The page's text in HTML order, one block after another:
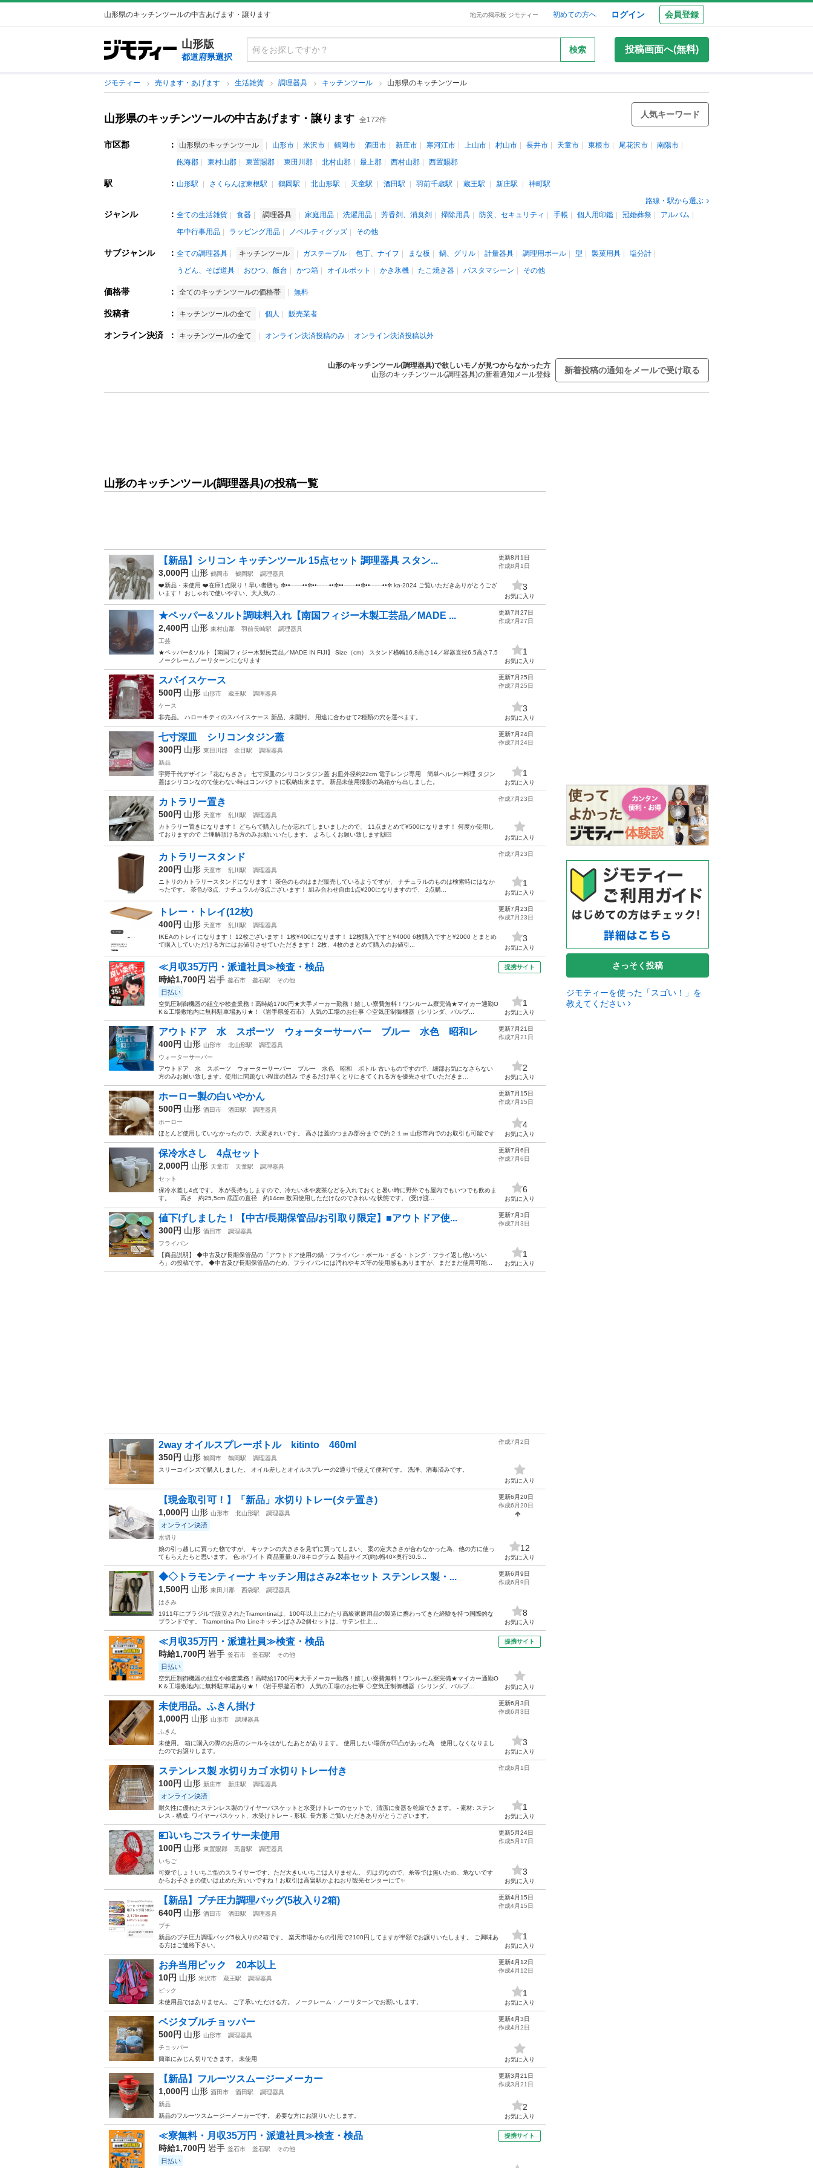
山形県のキッチンツールの中古あげます・譲ります 地元の掲示板 ジモティー 初めての方へ ログイン 会員登録
山形版
都道府県選択
検索 投稿画面へ(無料)
ジモティー 売ります・あげます 生活雑貨 調理器具 キッチンツール 山形県のキッチンツール
山形県のキッチンツールの中古あげます・譲ります 全172件
人気キーワード
市区郡 ： 山形県のキッチンツール 山形市 米沢市 鶴岡市 酒田市 新庄市 寒河江市 上山市 村山市 長井市 天童市 東根市 尾花沢市
南陽市
飽海郡
東村山郡 東置賜郡 東田川郡 北村山郡 最上郡 西村山郡 西置賜郡
駅 ： 山形駅 さくらんぼ東根駅 鶴岡駅 北山形駅 天童駅 酒田駅 羽前千歳駅 蔵王駅 新庄駅
神町駅
路線・駅から選ぶ
ジャンル ： 全ての生活雑貨 食器 調理器具 家庭用品 洗濯用品 芳香剤、消臭剤 掃除用具 防災、セキュリティ 手帳 個人用印鑑 冠婚葬祭
アルバム
年中行事用品
ラッピング用品 ノベルティグッズ その他
サブジャンル ： 全ての調理器具 キッチンツール ガステーブル 包丁、ナイフ まな板 鍋、グリル 計量器具 調理用ボール 型 製菓用具
塩分計
うどん、そば道具
おひつ、飯台 かつ箱 オイルポット かき氷機 たこ焼き器 パスタマシーン その他
価格帯 ： 全てのキッチンツールの価格帯 無料
投稿者 ： キッチンツールの全て 個人 販売業者
オンライン決済 ： キッチンツールの全て オンライン決済投稿のみ オンライン決済投稿以外
山形のキッチンツール(調理器具)で欲しいモノが見つからなかった方
山形のキッチンツール(調理器具)の新着通知メール登録
新着投稿の通知をメールで受け取る
山形のキッチンツール(調理器具)の投稿一覧
【新品】シリコン キッチンツール 15点セット 調理器具 スタン...
3,000円 山形 鶴岡市 鶴岡駅
調理器具
❤️新品・未使用 ❤️在庫1点限り！早い者勝ち ✼••┈┈••✼••┈┈••✼••┈┈••✼••┈┈••✼ ka-2024 ご覧いただきありがとうござ
います！ おしゃれで使いやすい、大人気の...
更新8月1日
作成8月1日
3
お気に入り
★ペッパー&ソルト調味料入れ【南国フィジー木製工芸品／MADE ...
2,400円 山形 東村山郡 羽前長崎駅
調理器具
工芸
★ペッパー&ソルト【南国フィジー木製民芸品／MADE IN FIJI】 Size（cm） スタンド横幅16.8高さ14／容器直径6.5高さ7.5
ノークレームノーリターンになります
更新7月27日
作成7月27日
1
お気に入り
スパイスケース
500円 山形 山形市 蔵王駅
調理器具
ケース
非売品。 ハローキティのスパイスケース 新品、未開封。 用途に合わせて2種類の穴を選べます。
更新7月25日
作成7月25日
3
お気に入り
七寸深皿 シリコンタジン蓋
300円 山形 東田川郡 余目駅
調理器具
新品
宇野千代デザイン『花むらさき』 七寸深皿のシリコンタジン蓋 お皿外径約22cm 電子レンジ専用 簡単ヘルシー料理 タジン
蓋はシリコンなので使わない時はコンパクトに収納出来ます。 新品未使用撮影の為箱から出しました。
更新7月24日
作成7月24日
1
お気に入り
カトラリー置き
500円 山形 天童市 乱川駅
調理器具
カトラリー置きになります！ どちらで購入したか忘れてしまいましたので、 11点まとめて¥500になります！ 何度か使用し
ておりますので ご理解頂ける方のみお願いいたします。 よろしくお願い致します🙌🏻
作成7月23日
お気に入り
カトラリースタンド
200円 山形 天童市 乱川駅
調理器具
ニトリのカトラリースタンドになります！ 茶色のものはまだ販売しているようですが、 ナチュラルのものは検索時にはなか
ったです。 茶色が3点、ナチュラルが3点ございます！ 組み合わせ自由1点¥200になりますので、 2点購...
作成7月23日
1
お気に入り
トレー・トレイ(12枚)
400円 山形 天童市 乱川駅
調理器具
IKEAのトレイになります！ 12枚ございます！ 1枚¥400になります！ 12枚購入ですと¥4000 6枚購入ですと¥2000 とまとめ
て購入していただける方にはお値引させていただきます！ 2枚、4枚のまとめて購入のお値引...
更新7月23日
作成7月23日
3
お気に入り
≪月収35万円・派遣社員≫検査・検品
時給1,700円 岩手 釜石市 釜石駅 その他
日払い
空気圧制御機器の組立や検査業務！高時給1700円★大手メーカー勤務！嬉しい寮費無料！ワンルーム寮完備★マイカー通勤O
K＆工場敷地内に無料駐車場あり★！《岩手県釜石市》 人気の工場のお仕事 ◇空気圧制御機器（シリンダ、バルブ...
提携サイト
1
お気に入り
アウトドア 水 スポーツ ウォーターサーバー ブルー 水色 昭和レ
400円 山形 山形市 北山形駅
調理器具
ウォーターサーバー
アウトドア 水 スポーツ ウォーターサーバー ブルー 水色 昭和 ボトル 古いものですので、細部お気になさらない
方のみお願い致します。使用に問題ない程度の凹み できるだけ早くとりにきてくれる方を優先させていただきま...
更新7月21日
作成7月21日
2
お気に入り
ホーロー製の白いやかん
500円 山形 酒田市 酒田駅
調理器具
ホーロー
ほとんど使用していなかったので、大変きれいです。 高さは蓋のつまみ部分までで約２１㎝ 山形市内でのお取引も可能です
更新7月15日
作成7月15日
4
お気に入り
保冷水さし 4点セット
2,000円 山形 天童市 天童駅
調理器具
セット
保冷水差し4点です。 氷が長持ちしますので、冷たい水や麦茶などを入れておくと暑い時に野外でも屋内でもいつでも飲めま
す。 高さ 約25,5cm 底面の直径 約14cm 数回使用しただけなのできれいな状態です。 (受け渡...
更新7月6日
作成7月6日
6
お気に入り
値下げしました！【中古/長期保管品/お引取り限定】■アウトドア使...
300円 山形 酒田市
調理器具
フライパン
【商品説明】 ◆中古及び長期保管品の「アウトドア使用の鍋・フライパン・ボール・ざる・トング・フライ返し他いろい
ろ」の投稿です。 ◆中古及び長期保管品のため、フライパンには汚れやキズ等の使用感もありますが、まだまだ使用可能...
更新7月3日
作成7月3日
1
お気に入り
2way オイルスプレーボトル kitinto 460ml
350円 山形 鶴岡市 鶴岡駅
調理器具
スリーコインズで購入しました。 オイル差しとオイルスプレーの2通りで使えて便利です。 洗浄、消毒済みです。
作成7月2日
お気に入り
【現金取引可！】「新品」水切りトレー(タテ置き)
1,000円 山形 山形市 北山形駅 調理器具
オンライン決済
水切り
娘の引っ越しに買った物ですが、 キッチンの大きさを見ずに買ってしまい、 案の定大きさが合わなかった為、他の方に使っ
てもらえたらと思います。 色:ホワイト 商品重量:0.78キログラム 製品サイズ(約):幅40×奥行30.5...
更新6月20日
作成6月20日
12
お気に入り
◆◇トラモンティーナ キッチン用はさみ2本セット ステンレス製・...
1,500円 山形 東田川郡 西袋駅
調理器具
はさみ
1911年にブラジルで設立されたTramontinaは、100年以上にわたり高級家庭用品の製造に携わってきた経験を持つ国際的な
ブランドです。 Tramontina Pro Lineキッチンばさみ2個セットは、サテン仕上...
更新6月9日
作成6月9日
8
お気に入り
≪月収35万円・派遣社員≫検査・検品
時給1,700円 岩手 釜石市 釜石駅 その他
日払い
空気圧制御機器の組立や検査業務！高時給1700円★大手メーカー勤務！嬉しい寮費無料！ワンルーム寮完備★マイカー通勤O
K＆工場敷地内に無料駐車場あり★！《岩手県釜石市》 人気の工場のお仕事 ◇空気圧制御機器（シリンダ、バルブ...
提携サイト
お気に入り
未使用品。ふきん掛け
1,000円 山形 山形市
調理器具
ふきん
未使用。 箱に購入の際のお店のシールをはがしたあとがあります。 使用したい場所が凹凸があった為 使用しなくなりまし
たのでお譲りします。
更新6月3日
作成6月3日
3
お気に入り
ステンレス製 水切りカゴ 水切りトレー付き
100円 山形 新庄市 新庄駅 調理器具
オンライン決済
耐久性に優れたステンレス製のワイヤーバスケットと水受けトレーのセットで、清潔に食器を乾燥できます。 - 素材: ステン
レス - 構成: ワイヤーバスケット、水受けトレー - 形状: 長方形 ご覧いただきありがとうございます。
作成6月1日
1
お気に入り
💴⤵️いちごスライサー未使用
100円 山形 東置賜郡 高畠駅
調理器具
いちご
可愛でしょ！いちご型のスライサーです。ただ大きいいちごは入りません。 刃は刃なので、糸等では無いため、危ないです
からお子さまの使いは止めた方いいですね！お取引は高畠駅かよねおり観光センターにて✨
更新5月24日
作成5月17日
3
お気に入り
【新品】プチ圧力調理バッグ(5枚入り2箱)
640円 山形 酒田市 酒田駅
調理器具
プチ
新品のプチ圧力調理バッグ5枚入りの2箱です。 楽天市場からの引用で2100円してますが半額でお譲りいたします。 ご興味あ
る方はご連絡下さい。
更新4月15日
作成4月15日
1
お気に入り
お弁当用ピック 20本以上
10円 山形 米沢市 蔵王駅
調理器具
ピック
未使用品ではありません。 ご了承いただける方。 ノークレーム・ノーリターンでお願いします。
更新4月12日
作成4月12日
1
お気に入り
ベジタブルチョッパー
500円 山形 山形市
調理器具
チョッパー
簡単にみじん切りできます。 未使用
更新4月3日
作成4月2日
お気に入り
【新品】フルーツスムージーメーカー
1,000円 山形 酒田市 酒田駅
調理器具
新品
新品のフルーツスムージーメーカーです。 必要な方にお譲りいたします。
更新3月21日
作成3月21日
2
お気に入り
≪寮無料・月収35万円・派遣社員≫検査・検品
時給1,700円 岩手 釜石市 釜石駅 その他
日払い
提携サイト
さっそく投稿
ジモティーを使った「スゴい！」を
教えてください